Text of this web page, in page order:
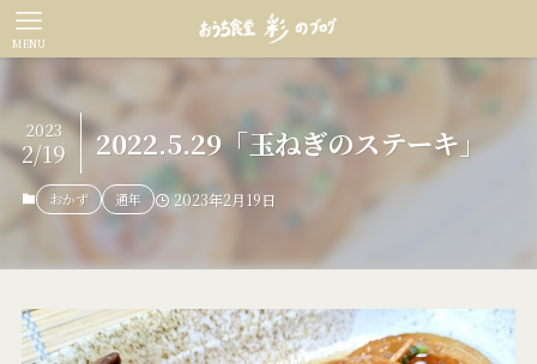
MENU
2022.5.29「玉ねぎのステーキ」
2023
2/19
おかず 通年 2023年2月19日